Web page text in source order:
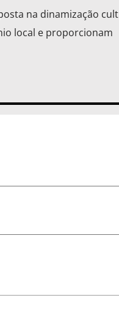
na dinamização
local e proporcionam